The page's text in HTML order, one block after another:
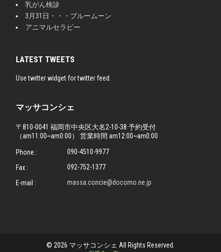
乳がん検診
3月31日・・・ブルームーン
アニマルセラピー
LATEST TWEETS
Use twitter widget for twitter feed.
マッサコンシェ
〒810-0041 福岡市中央区大名2-10-38 予約受付
（am11:00~am0:00） 営業時間 am12:00~am0:00
Phone :
090-4510-9977
Fax :
092-752-1377
E-mail :
massa.concie@docomo.ne.jp
© 2026 マッサコンシェ All Rights Reserved.